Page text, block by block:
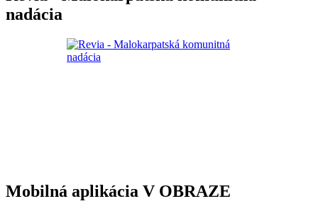
nadácia
Mobilná aplikácia V OBRAZE